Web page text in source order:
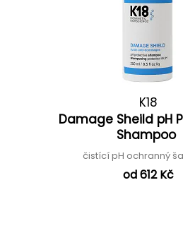
K18
Damage Sheild pH
Shampoo
čistící pH ochranný
od 612 Kč